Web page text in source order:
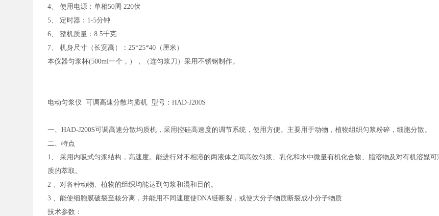
4、 使用电源：单相50周 220伏
5、 定时器：1-5分钟
6、 整机质量：8.5千克
7、 机身尺寸（长宽高）：25*25*40（厘米）
本仪器匀浆杯(500ml一个，），（连匀浆刀）采用不锈钢制作。
电动匀浆仪 可调高速分散均质机 型号：HAD-J200S
一、HAD-J200S可调高速分散均质机，采用控硅高速度的调节系统，使用方便。主要用于动物，植物组织匀浆粉碎，细胞分散。
二、特点
1、 采用内吸式匀浆结构，高速度。能进行对不相溶的两液体之间高效匀浆、乳化和水中微量有机化合物、脂溶物及对有机溶媒可
质的萃取。
2 、对各种动物、植物的组织均能达到匀浆和混和目的。
3 、能使细胞膜破裂至核分离，并能用不同速度使DNA链断裂，或使大分子物质断裂成小分子物质
技术参数：